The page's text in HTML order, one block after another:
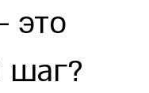
это
шаг?